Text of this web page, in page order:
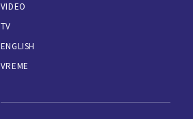
VIDEO
TV
ENGLISH
VREME